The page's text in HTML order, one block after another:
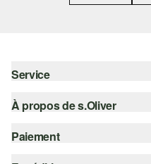
Service
Aide - FAQ
Guide des tailles
À propos de s.Oliver
S'abonner à la Newsletter
s.Oliver Card
Paiement